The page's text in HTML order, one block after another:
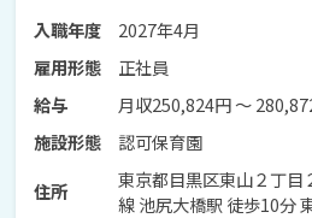
入職年度
2027年4月
雇用形態
正社員
給与
月収250,824円 〜
施設形態
認可保育園
住所
東京都目黒区東山２丁目２０−１
線 池尻大橋駅 徒歩10分 東急東横線 中目黒駅 徒歩